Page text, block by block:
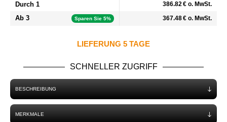
Durch 1 386.82 € o. MwSt.
Ab 3 Sparen Sie 5% 367.48 € o. MwSt.
LIEFERUNG 5 TAGE
SCHNELLER ZUGRIFF
BESCHREIBUNG
MERKMALE